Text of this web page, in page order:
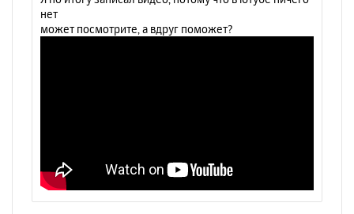
нет
может посмотрите, а вдруг поможет?